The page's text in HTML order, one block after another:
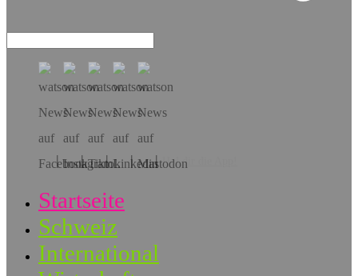
Hol dir die App!
Startseite
Schweiz
International